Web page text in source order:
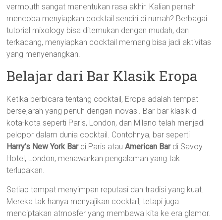
vermouth sangat menentukan rasa akhir. Kalian pernah
mencoba menyiapkan cocktail sendiri di rumah? Berbagai
tutorial mixology bisa ditemukan dengan mudah, dan
terkadang, menyiapkan cocktail memang bisa jadi aktivitas
yang menyenangkan.
Belajar dari Bar Klasik Eropa
Ketika berbicara tentang cocktail, Eropa adalah tempat
bersejarah yang penuh dengan inovasi. Bar-bar klasik di
kota-kota seperti Paris, London, dan Milano telah menjadi
pelopor dalam dunia cocktail. Contohnya, bar seperti
Harry’s New York Bardi Paris atauAmerican Bardi Savoy
Hotel, London, menawarkan pengalaman yang tak
terlupakan.
Setiap tempat menyimpan reputasi dan tradisi yang kuat.
Mereka tak hanya menyajikan cocktail, tetapi juga
menciptakan atmosfer yang membawa kita ke era glamor.